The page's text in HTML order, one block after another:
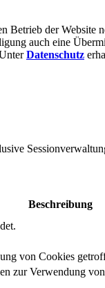
der
auch eine
Datenschutz
Beschreibung
von Cookies
zur Verwendung